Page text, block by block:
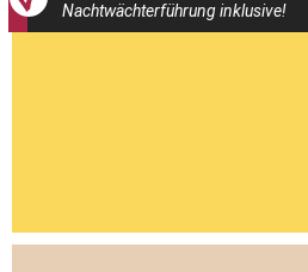
Nachtwächterführung inklusive!